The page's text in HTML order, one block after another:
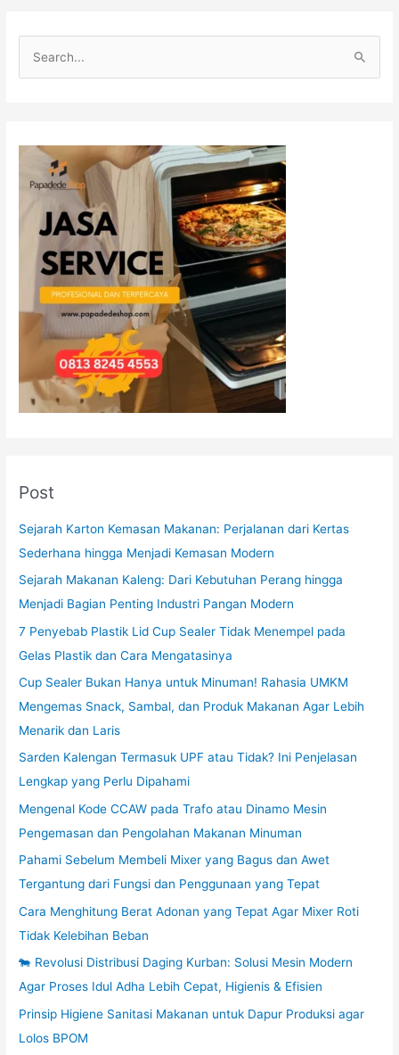
Post
Sejarah Karton Kemasan Makanan: Perjalanan dari Kertas
Sederhana hingga Menjadi Kemasan Modern
Sejarah Makanan Kaleng: Dari Kebutuhan Perang hingga
Menjadi Bagian Penting Industri Pangan Modern
7 Penyebab Plastik Lid Cup Sealer Tidak Menempel pada
Gelas Plastik dan Cara Mengatasinya
Cup Sealer Bukan Hanya untuk Minuman! Rahasia UMKM
Mengemas Snack, Sambal, dan Produk Makanan Agar Lebih
Menarik dan Laris
Sarden Kalengan Termasuk UPF atau Tidak? Ini Penjelasan
Lengkap yang Perlu Dipahami
Mengenal Kode CCAW pada Trafo atau Dinamo Mesin
Pengemasan dan Pengolahan Makanan Minuman
Pahami Sebelum Membeli Mixer yang Bagus dan Awet
Tergantung dari Fungsi dan Penggunaan yang Tepat
Cara Menghitung Berat Adonan yang Tepat Agar Mixer Roti
Tidak Kelebihan Beban
🐄 Revolusi Distribusi Daging Kurban: Solusi Mesin Modern
Agar Proses Idul Adha Lebih Cepat, Higienis & Efisien
Prinsip Higiene Sanitasi Makanan untuk Dapur Produksi agar
Lolos BPOM